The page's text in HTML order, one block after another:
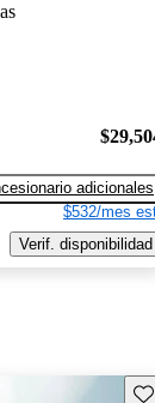
adicionales
$532/mes
Verif. disponibilidad